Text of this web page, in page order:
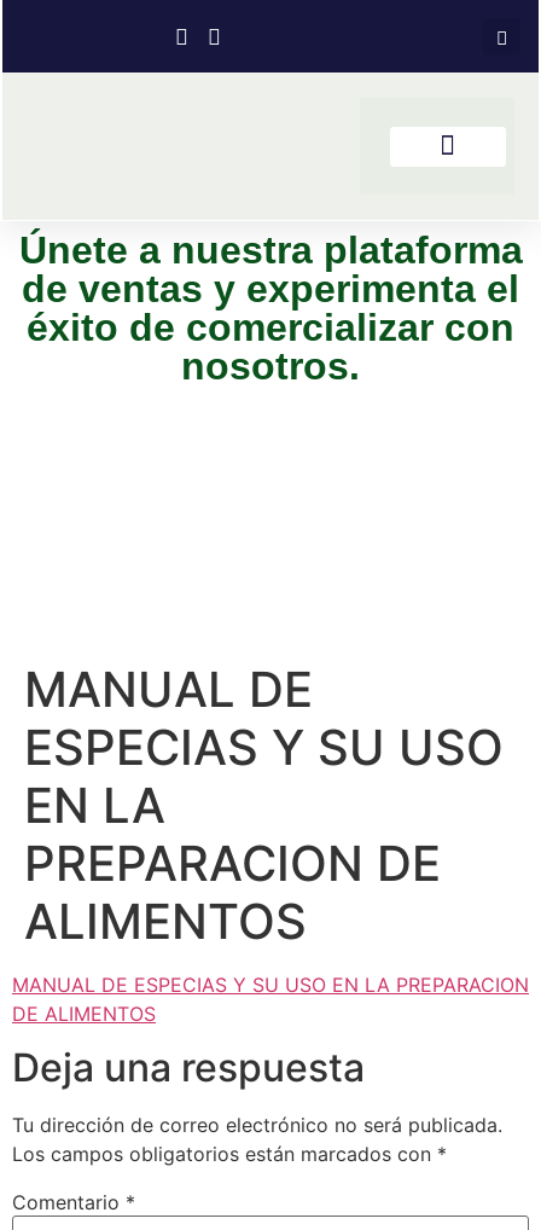
Únete a nuestra plataforma
de ventas y experimenta el
éxito de comercializar con
nosotros.
MANUAL DE
ESPECIAS Y SU USO
EN LA
PREPARACION DE
ALIMENTOS
MANUAL DE ESPECIAS Y SU USO EN LA PREPARACION
DE ALIMENTOS
Deja una respuesta
Tu dirección de correo electrónico no será publicada.
Los campos obligatorios están marcados con *
Comentario *